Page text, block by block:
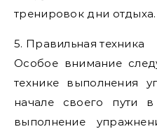
тренировок дни отдыха.
5. Правильная техника
Особое внимание
технике выполнения
начале своего пути
выполнение